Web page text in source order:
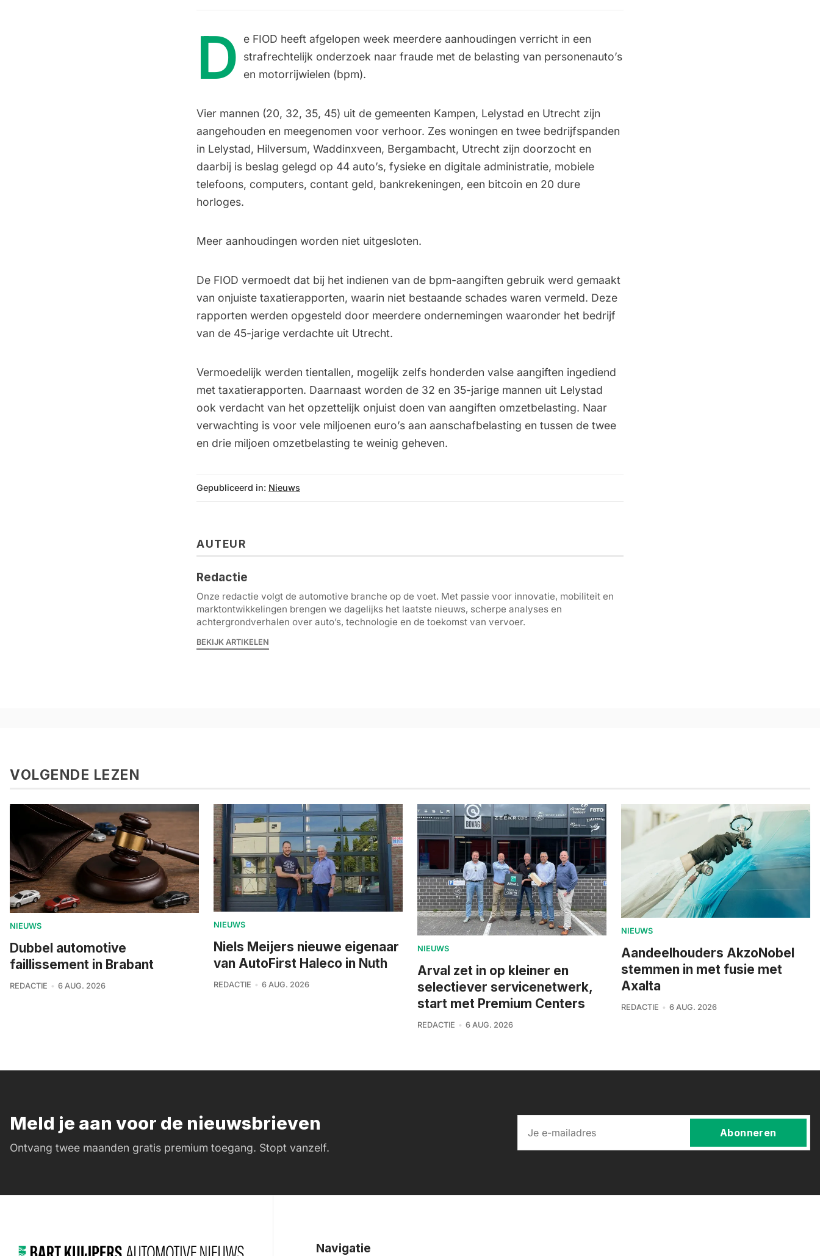
D
e FIOD heeft afgelopen week meerdere aanhoudingen verricht in een
strafrechtelijk onderzoek naar fraude met de belasting van personenauto’s
en motorrijwielen (bpm).
Vier mannen (20, 32, 35, 45) uit de gemeenten Kampen, Lelystad en Utrecht zijn
aangehouden en meegenomen voor verhoor. Zes woningen en twee bedrijfspanden
in Lelystad, Hilversum, Waddinxveen, Bergambacht, Utrecht zijn doorzocht en
daarbij is beslag gelegd op 44 auto’s, fysieke en digitale administratie, mobiele
telefoons, computers, contant geld, bankrekeningen, een bitcoin en 20 dure
horloges.
Meer aanhoudingen worden niet uitgesloten.
De FIOD vermoedt dat bij het indienen van de bpm-aangiften gebruik werd gemaakt
van onjuiste taxatierapporten, waarin niet bestaande schades waren vermeld. Deze
rapporten werden opgesteld door meerdere ondernemingen waaronder het bedrijf
van de 45-jarige verdachte uit Utrecht.
Vermoedelijk werden tientallen, mogelijk zelfs honderden valse aangiften ingediend
met taxatierapporten. Daarnaast worden de 32 en 35-jarige mannen uit Lelystad
ook verdacht van het opzettelijk onjuist doen van aangiften omzetbelasting. Naar
verwachting is voor vele miljoenen euro’s aan aanschafbelasting en tussen de twee
en drie miljoen omzetbelasting te weinig geheven.
Gepubliceerd in: Nieuws
AUTEUR
Redactie
Onze redactie volgt de automotive branche op de voet. Met passie voor innovatie, mobiliteit en
marktontwikkelingen brengen we dagelijks het laatste nieuws, scherpe analyses en
achtergrondverhalen over auto’s, technologie en de toekomst van vervoer.
BEKIJK ARTIKELEN
VOLGENDE LEZEN
NIEUWS
Dubbel automotive
faillissement in Brabant
REDACTIE 6 AUG. 2026
NIEUWS
Niels Meijers nieuwe eigenaar
van AutoFirst Haleco in Nuth
REDACTIE 6 AUG. 2026
NIEUWS
Arval zet in op kleiner en
selectiever servicenetwerk,
start met Premium Centers
REDACTIE 6 AUG. 2026
NIEUWS
Aandeelhouders AkzoNobel
stemmen in met fusie met
Axalta
REDACTIE 6 AUG. 2026
Meld je aan voor de nieuwsbrieven
Ontvang twee maanden gratis premium toegang. Stopt vanzelf.
Abonneren
Navigatie